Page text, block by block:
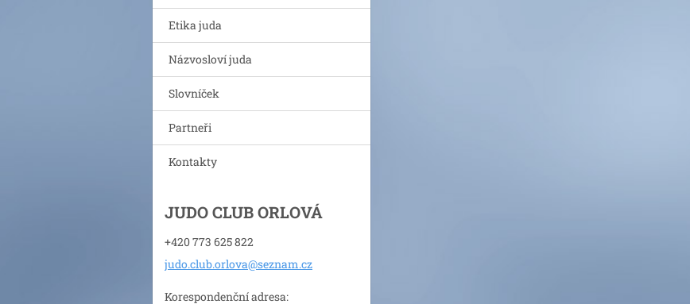
Etika juda
Názvosloví juda
Slovníček
Partneři
Kontakty
JUDO CLUB ORLOVÁ
+420 773 625 822
judo.club.orlova@seznam.cz
Korespondenční adresa: